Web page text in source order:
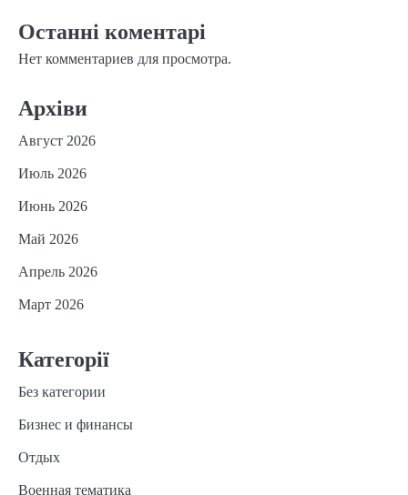
Останні коментарі
Нет комментариев для просмотра.
Архіви
Август 2026
Июль 2026
Июнь 2026
Май 2026
Апрель 2026
Март 2026
Категорії
Без категории
Бизнес и финансы
Отдых
Военная тематика